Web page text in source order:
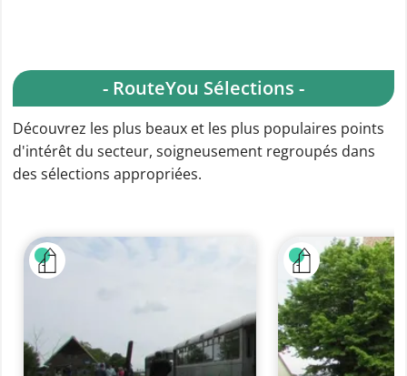
- RouteYou Sélections -
Découvrez les plus beaux et les plus populaires points
d'intérêt du secteur, soigneusement regroupés dans
des sélections appropriées.